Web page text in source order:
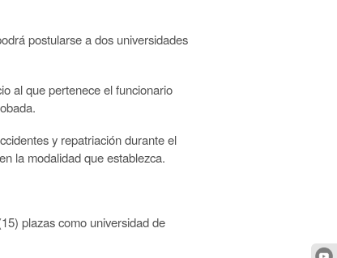
postularse a dos universidades
al que pertenece el funcionario
y repatriación durante el
la modalidad que establezca.
plazas como universidad de